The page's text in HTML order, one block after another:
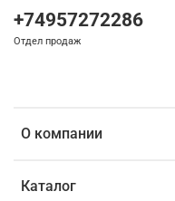
О компании
Каталог
+74957272286
Отдел продаж